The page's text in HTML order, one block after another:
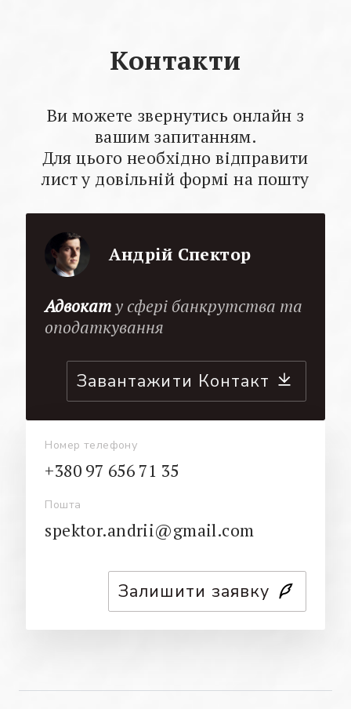
Контакти
Ви можете звернутись онлайн з
вашим запитанням.
Для цього необхідно відправити
лист у довільній формі на пошту
Андрій Спектор
Адвокату сфері банкрутства та
оподаткування
Завантажити Контакт
Номер телефону
+380 97 656 71 35
Пошта
spektor.andrii@gmail.com
Залишити заявку